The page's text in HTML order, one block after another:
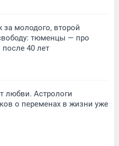
молодого, второй
тюменцы — про
40 лет
любви. Астрологи
о переменах в жизни уже